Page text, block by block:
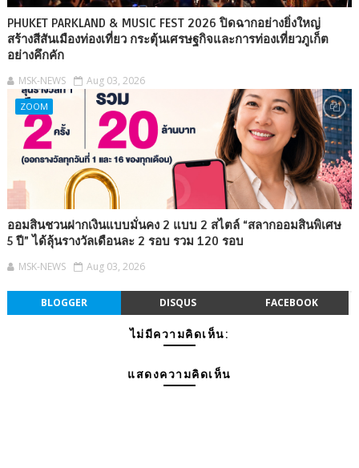
PHUKET PARKLAND & MUSIC FEST 2026 ปิดฉากอย่างยิ่งใหญ่
สร้างสีสันเมืองท่องเที่ยว กระตุ้นเศรษฐกิจและการท่องเที่ยวภูเก็ต
อย่างคึกคัก
MSK-NEWS Aug 03, 2026
ZOOM
ออมสินชวนฝากเงินแบบมั่นคง 2 แบบ 2 สไตล์ “สลากออมสินพิเศษ
5 ปี” ได้ลุ้นรางวัลเดือนละ 2 รอบ รวม 120 รอบ
MSK-NEWS Aug 03, 2026
BLOGGER DISQUS FACEBOOK
ไม่มีความคิดเห็น:
แสดงความคิดเห็น